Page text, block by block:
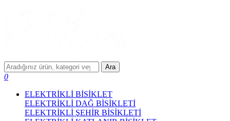
Ara
0
ELEKTRİKLİ BİSİKLET
ELEKTRİKLİ DAĞ BİSİKLETİ
ELEKTRİKLİ ŞEHİR BİSİKLETİ